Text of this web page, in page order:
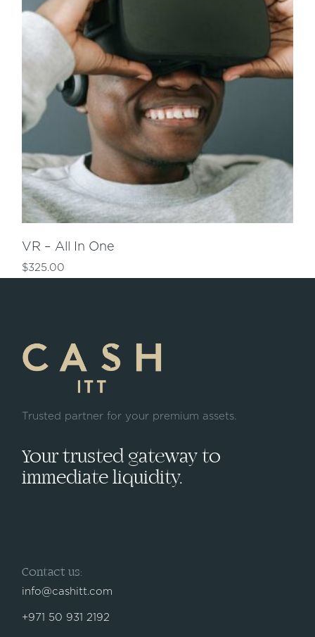
VR – All In One
$325.00
Trusted partner for your premium assets.
Your trusted gateway to
immediate liquidity.
Contact us:
info@cashitt.com
+971 50 931 2192